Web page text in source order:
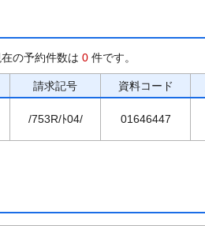
の予約件数は 0 件です。
請求記号 資料コード
/753R/ﾄ04/ 01646447